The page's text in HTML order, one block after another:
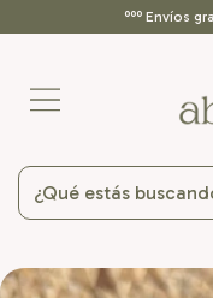
ººº Envíos